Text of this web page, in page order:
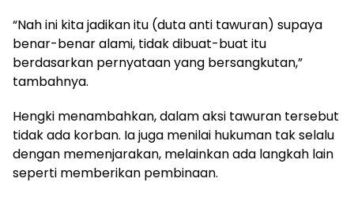
“Nah ini kita jadikan itu (duta anti tawuran) supaya
benar-benar alami, tidak dibuat-buat itu
berdasarkan pernyataan yang bersangkutan,”
tambahnya.
Hengki menambahkan, dalam aksi tawuran tersebut
tidak ada korban. Ia juga menilai hukuman tak selalu
dengan memenjarakan, melainkan ada langkah lain
seperti memberikan pembinaan.